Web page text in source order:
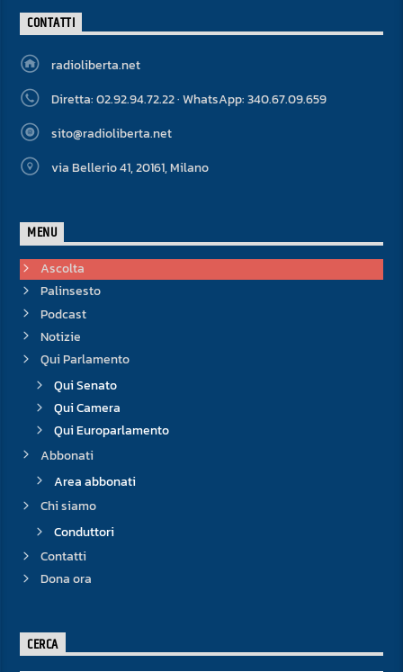
CONTATTI
radioliberta.net
Diretta: 02.92.94.72.22 · WhatsApp: 340.67.09.659
sito@radioliberta.net
via Bellerio 41, 20161, Milano
MENU
Ascolta
Palinsesto
Podcast
Notizie
Qui Parlamento
Qui Senato
Qui Camera
Qui Europarlamento
Abbonati
Area abbonati
Chi siamo
Conduttori
Contatti
Dona ora
CERCA